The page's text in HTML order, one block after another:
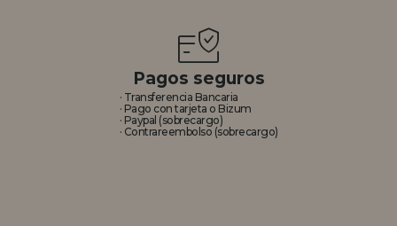
Pagos seguros
· Transferencia Bancaria
· Pago con tarjeta o Bizum
· Paypal (sobrecargo)
· Contrareembolso (sobrecargo)